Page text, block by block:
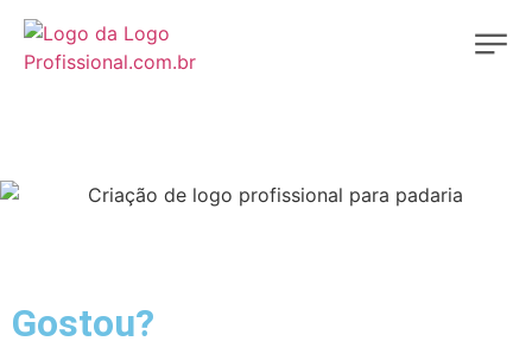
Gostou?